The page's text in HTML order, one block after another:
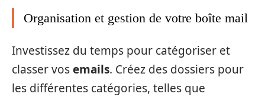
Organisation et gestion de votre boîte mail
Investissez du temps pour catégoriser et
classer vosemails. Créez des dossiers pour
les différentes catégories, telles que